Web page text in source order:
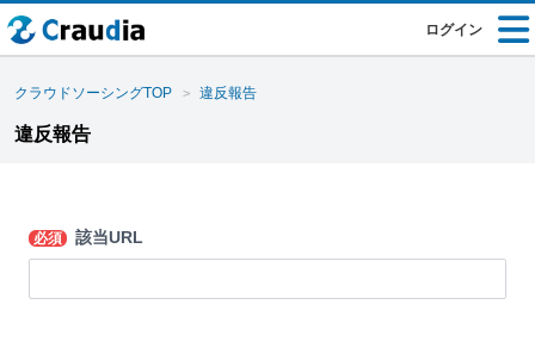
ログイン
クラウドソーシングTOP 違反報告
違反報告
必須 該当URL